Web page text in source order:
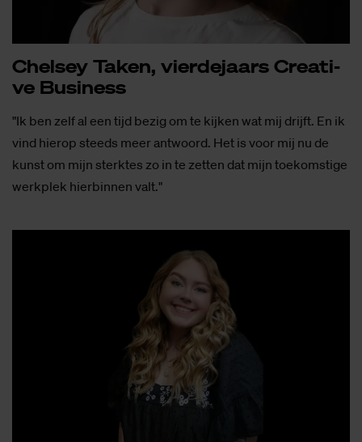
Chel­sey Ta­ken, vier­de­jaars Cre­a­ti­
ve Bu­si­ness
"Ik ben zelf al een tijd bezig om te kijken wat mij drijft. En ik
vind hierop steeds meer antwoord. Het is voor mij nu de
kunst om mijn sterktes zo in te zetten dat mijn toekomstige
werkplek hierbinnen valt."